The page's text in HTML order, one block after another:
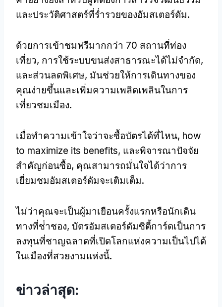
และประวัติศาสตร์ที่ร่ำรวยของอัมสเตอร์ดัม.
ด้วยการเข้าชมฟรีมากกว่า 70 สถานที่ท่อง
เที่ยว, การใช้ระบบขนส่งสาธารณะได้ไม่จำกัด,
และส่วนลดพิเศษ, มันช่วยให้การเดินทางของ
คุณง่ายขึ้นและเพิ่มความเพลิดเพลินในการ
เที่ยวชมเมือง.
เมื่อทําความเข้าใจว่าจะซื้อบัตรได้ที่ไหน, how
to maximize its benefits, และพิจารณาปัจจัย
สําคัญก่อนซื้อ, คุณสามารถมั่นใจได้ว่าการ
เยี่ยมชมอัมสเตอร์ดัมจะเติมเต็ม.
ไม่ว่าคุณจะเป็นผู้มาเยือนครั้งแรกหรือนักเดิน
ทางที่ช่ําชอง, บัตรอัมสเตอร์ดัมซิตี้การ์ดเป็นการ
ลงทุนที่ชาญฉลาดที่เปิดโลกแห่งความเป็นไปได้
ในเมืองที่สวยงามแห่งนี้.
ข่าวล่าสุด: